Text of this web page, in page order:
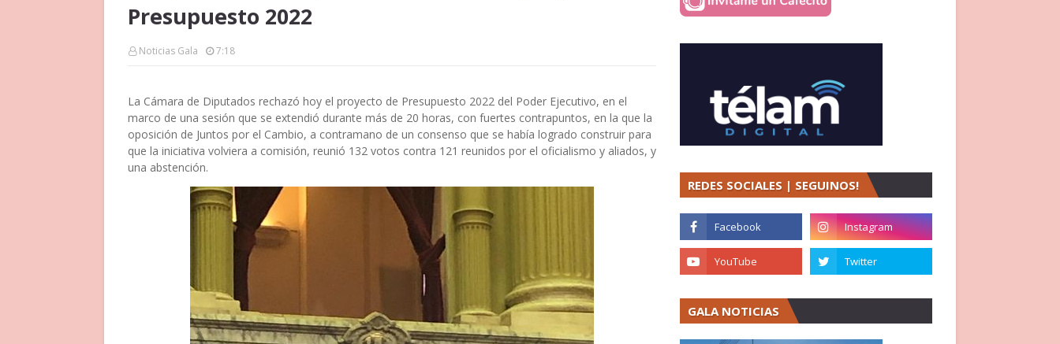
Presupuesto 2022
Noticias Gala 7:18
La Cámara de Diputados rechazó hoy el proyecto de Presupuesto 2022 del Poder Ejecutivo, en el
marco de una sesión que se extendió durante más de 20 horas, con fuertes contrapuntos, en la que la
oposición de Juntos por el Cambio, a contramano de un consenso que se había logrado construir para
que la iniciativa volviera a comisión, reunió 132 votos contra 121 reunidos por el oficialismo y aliados, y
una abstención.
REDES SOCIALES | SEGUINOS!
GALA NOTICIAS